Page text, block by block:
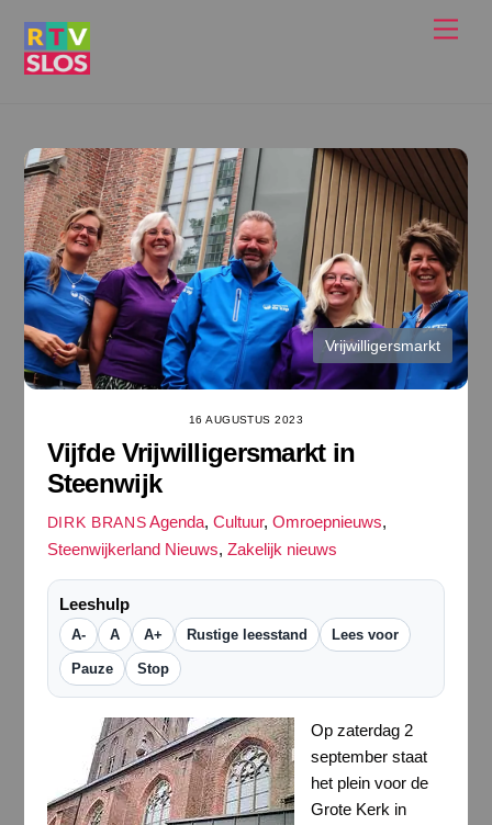
Vrijwilligersmarkt
16 AUGUSTUS 2023
Vijfde Vrijwilligersmarkt in
Steenwijk
DIRK BRANS Agenda,Cultuur,Omroepnieuws,
Steenwijkerland Nieuws, Zakelijk nieuws
Leeshulp
A- A A+ Rustige leesstand Lees voor
Pauze Stop
Op zaterdag 2
september staat
het plein voor de
Grote Kerk in